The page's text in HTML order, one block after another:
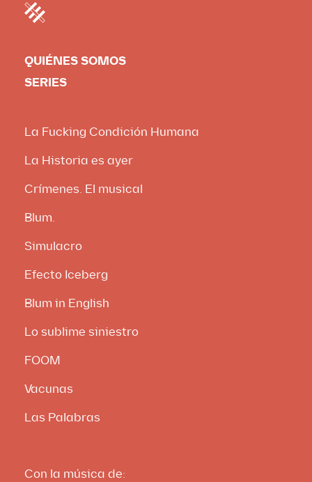
QUIÉNES SOMOS
SERIES
La Fucking Condición Humana
La Historia es ayer
Crímenes. El musical
Blum.
Simulacro
Efecto Iceberg
Blum in English
Lo sublime siniestro
FOOM
Vacunas
Las Palabras
Con la música de: